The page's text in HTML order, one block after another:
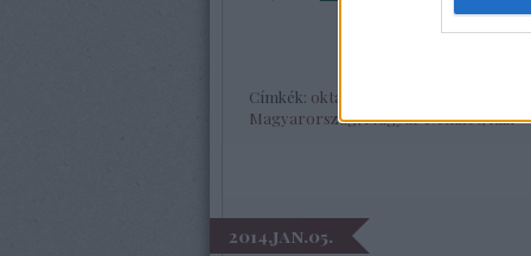
Címkék: oktatás
Magyarország,Magyar Nemzet,Klik
2014.jan.05.